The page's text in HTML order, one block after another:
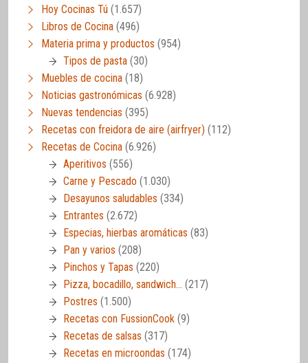
Hoy Cocinas Tú (1.657)
Libros de Cocina (496)
Materia prima y productos (954)
Tipos de pasta (30)
Muebles de cocina (18)
Noticias gastronómicas (6.928)
Nuevas tendencias (395)
Recetas con freidora de aire (airfryer) (112)
Recetas de Cocina (6.926)
Aperitivos (556)
Carne y Pescado (1.030)
Desayunos saludables (334)
Entrantes (2.672)
Especias, hierbas aromáticas (83)
Pan y varios (208)
Pinchos y Tapas (220)
Pizza, bocadillo, sandwich… (217)
Postres (1.500)
Recetas con FussionCook (9)
Recetas de salsas (317)
Recetas en microondas (174)